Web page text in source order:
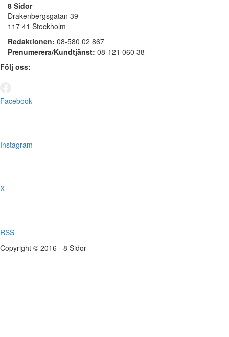
8 Sidor
Drakenbergsgatan 39
117 41 Stockholm
Redaktionen: 08-580 02 867
Prenumerera/Kundtjänst: 08-121 060 38
Följ oss:
Facebook
Instagram
X
RSS
Copyright © 2016 - 8 Sidor